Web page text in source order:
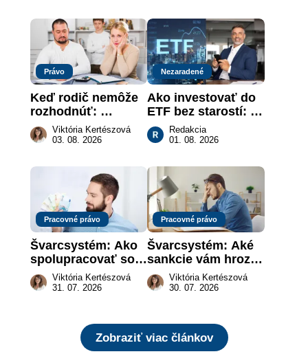
práce
Právo
Keď rodič nemôže
rozhodnúť:
nahradenie prejavu
vôle súdom v
Viktória Kertészová
03. 08. 2026
Nezaradené
Ako investovať do
ETF bez starostí:
Investičné plány,
ktoré urobia prácu
Redakcia
01. 08. 2026
Pracovné právo
Švarcsystém: Ako
spolupracovať so
živnostníkom
legálne a bez
Viktória Kertészová
31. 07. 2026
Pracovné právo
Švarcsystém: Aké
sankcie vám hrozia
a prečo nestačí
zaplatiť pokutu?
Viktória Kertészová
30. 07. 2026
Zobraziť viac článkov